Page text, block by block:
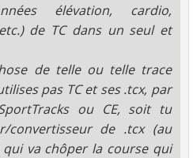
élévation, cardio,
de TC dans un seul et
de telle ou telle trace
pas TC et ses .tcx, par
ou CE, soit tu
convertisseur de .tcx (au
qui va chôper la course qui